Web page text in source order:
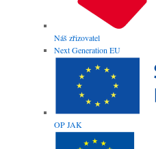
Náš zřizovatel
Next Generation EU
OP JAK